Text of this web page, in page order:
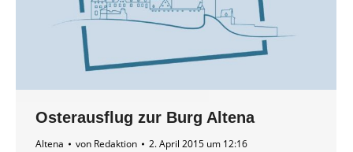
Osterausflug zur Burg Altena
Altena von Redaktion 2. April 2015 um 12:16